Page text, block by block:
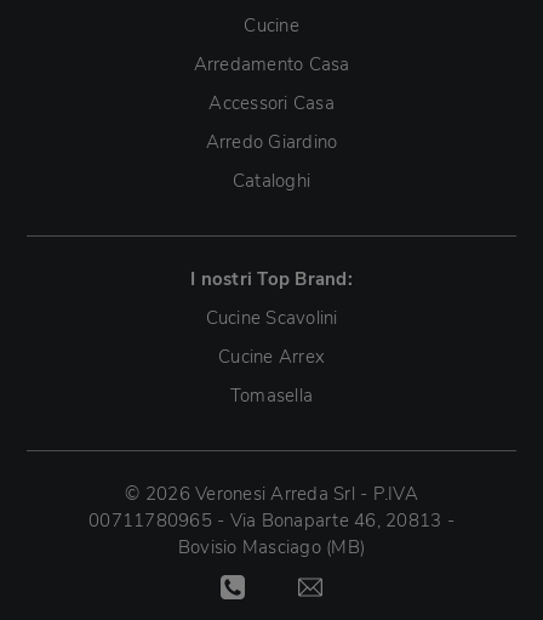
Cucine
Arredamento Casa
Accessori Casa
Arredo Giardino
Cataloghi
I nostri Top Brand:
Cucine Scavolini
Cucine Arrex
Tomasella
© 2026 Veronesi Arreda Srl - P.IVA
00711780965 - Via Bonaparte 46, 20813 -
Bovisio Masciago (MB)